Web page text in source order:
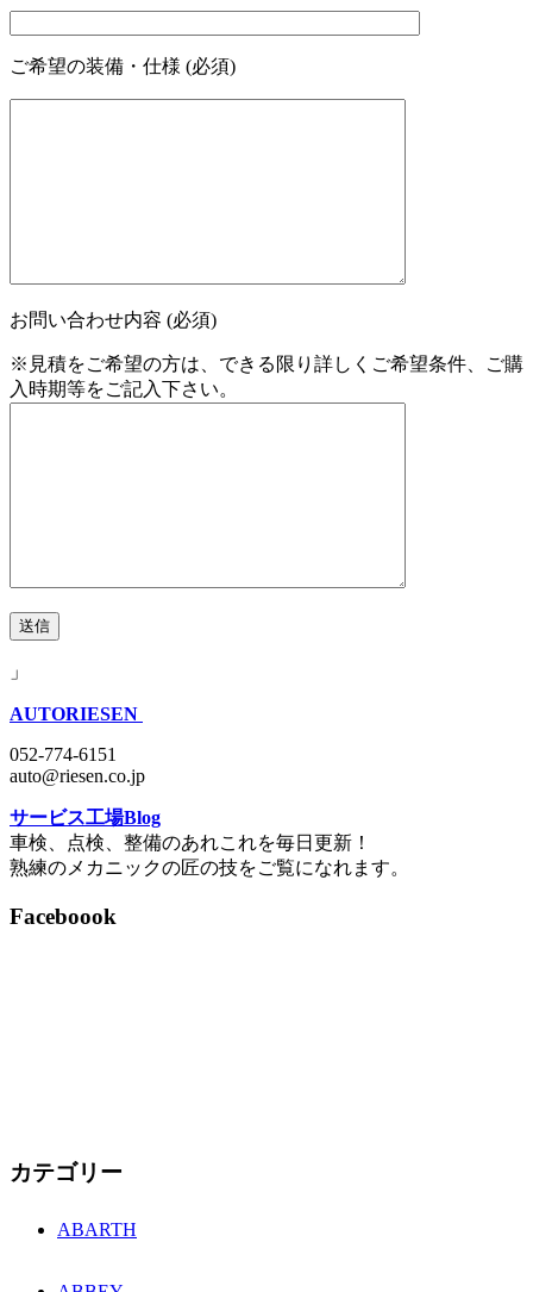
ご希望の装備・仕様 (必須)
お問い合わせ内容 (必須)
※見積をご希望の方は、できる限り詳しくご希望条件、ご購
入時期等をご記入下さい。
」
AUTORIESEN
052-774-6151
auto@riesen.co.jp
サービス工場Blog
車検、点検、整備のあれこれを毎日更新！
熟練のメカニックの匠の技をご覧になれます。
Faceboook
カテゴリー
ABARTH